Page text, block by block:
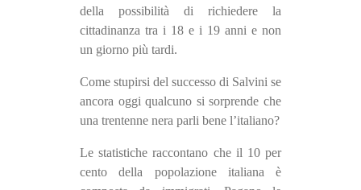
della possibilità di richiedere la
cittadinanza tra i 18 e i 19 anni e non
un giorno più tardi.
Come stupirsi del successo di Salvini se
ancora oggi qualcuno si sorprende che
una trentenne nera parli bene l’italiano?
Le statistiche raccontano che il 10 per
cento della popolazione italiana è